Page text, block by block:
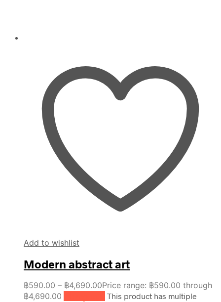
Add to wishlist
Modern abstract art
฿590.00 – ฿4,690.00Price range: ฿590.00 through
฿4,690.00
This product has multiple